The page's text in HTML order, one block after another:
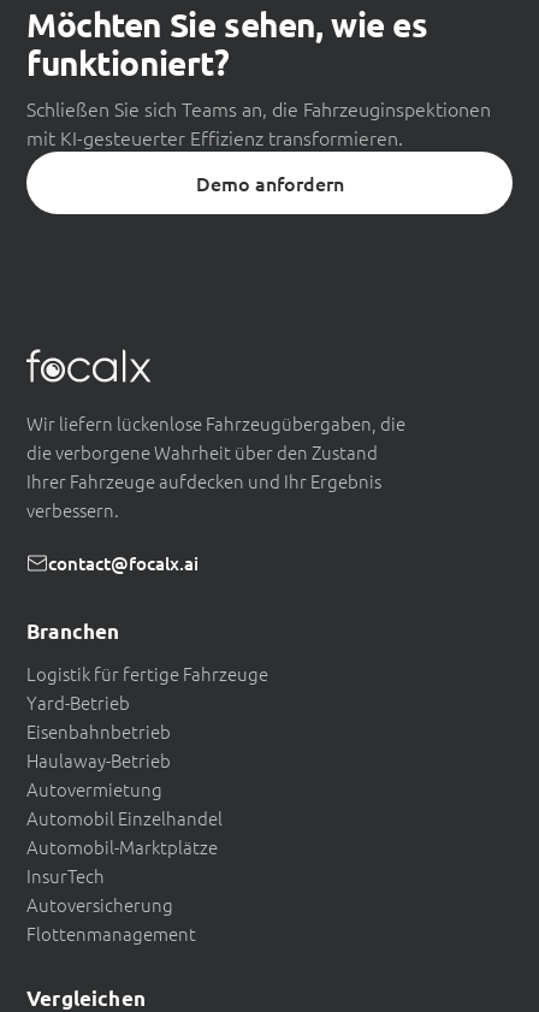
Möchten Sie sehen, wie es
funktioniert?
Schließen Sie sich Teams an, die Fahrzeuginspektionen
mit KI-gesteuerter Effizienz transformieren.
Demo anfordern
Wir liefern lückenlose Fahrzeugübergaben, die
die verborgene Wahrheit über den Zustand
Ihrer Fahrzeuge aufdecken und Ihr Ergebnis
verbessern.
contact@focalx.ai
Branchen
Logistik für fertige Fahrzeuge
Yard-Betrieb
Eisenbahnbetrieb
Haulaway-Betrieb
Autovermietung
Automobil Einzelhandel
Automobil-Marktplätze
InsurTech
Autoversicherung
Flottenmanagement
Vergleichen